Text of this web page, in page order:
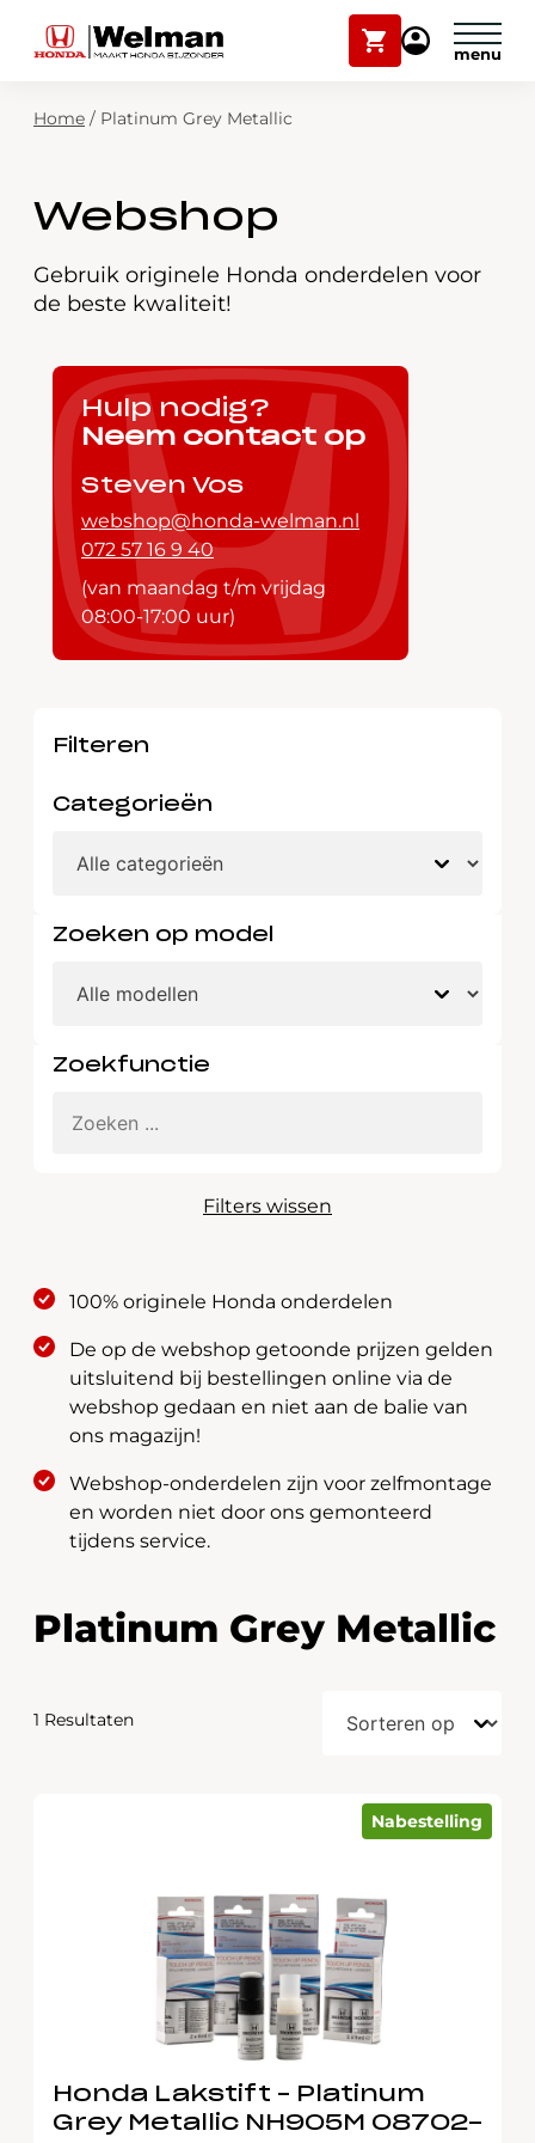
Winkelwagen
Mijn
Modellen
Over ons
Webshop
Contact
Zoekfunctie
Plan onderhoud
Mijn Honda Welman
Home / Platinum Grey Metallic
Webshop
Gebruik originele Honda onderdelen voor
de beste kwaliteit!
Hulp nodig?
Neem contact op
Steven Vos
webshop@honda-welman.nl
072 57 16 9 40
(van maandag t/m vrijdag
08:00-17:00 uur)
Filteren
Categorieën
Zoeken op model
Zoekfunctie
Filters wissen
100% originele Honda onderdelen
De op de webshop getoonde prijzen gelden
uitsluitend bij bestellingen online via de
webshop gedaan en niet aan de balie van
ons magazijn!
Webshop-onderdelen zijn voor zelfmontage
en worden niet door ons gemonteerd
tijdens service.
Platinum Grey Metallic
1 Resultaten
Nabestelling
Honda Lakstift – Platinum
Grey Metallic NH905M 08702-